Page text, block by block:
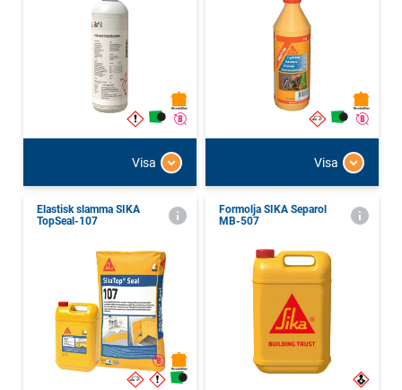
Visa Visa
Elastisk slamma SIKA
TopSeal-107
Formolja SIKA Separol
MB-507